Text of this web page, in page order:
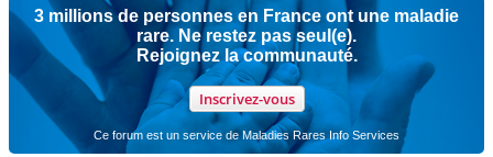
3 millions de personnes en France ont une maladie
rare. Ne restez pas seul(e).
Rejoignez la communauté.
Inscrivez-vous
Ce forum est un service de Maladies Rares Info Services